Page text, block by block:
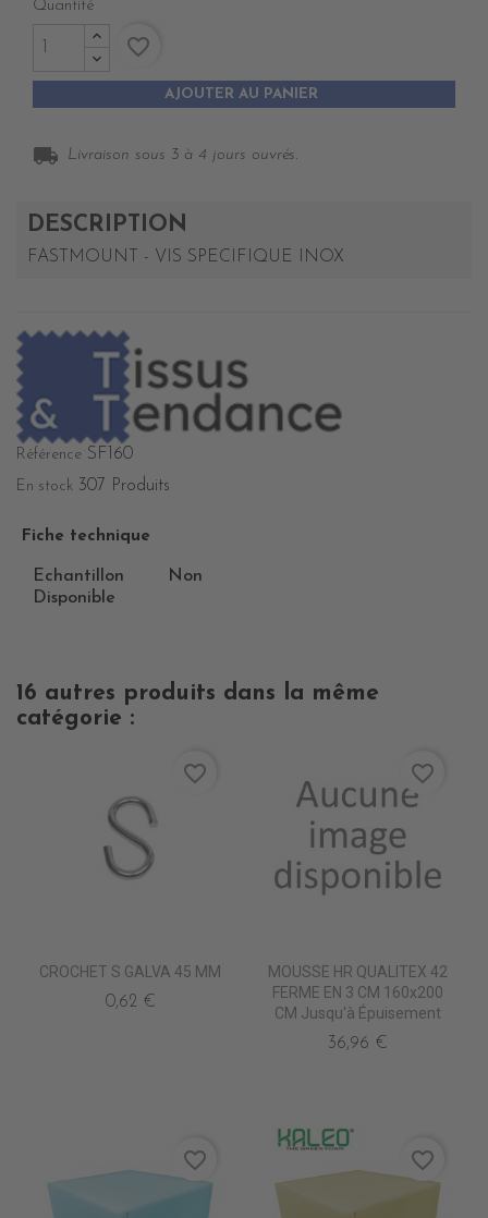
Quantité
AJOUTER AU PANIER
favorite_border
local_shipping Livraison sous 3 à 4 jours ouvrés.
DESCRIPTION
FASTMOUNT - VIS SPECIFIQUE INOX
Référence SF160
En stock 307 Produits
Fiche technique
Echantillon
Disponible
Non
16 autres produits dans la même
catégorie :
CROCHET S GALVA 45 MM
0,62 €
favorite_border
MOUSSE HR QUALITEX 42
FERME EN 3 CM 160x200
CM Jusqu'à Épuisement
36,96 €
favorite_border
favorite_border favorite_border